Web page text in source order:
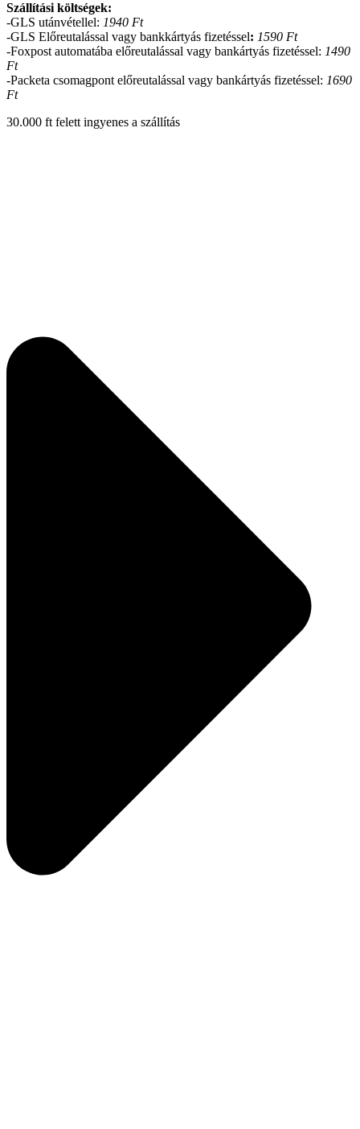
Szállítási költségek:
-GLS utánvétellel: 1940 Ft
-GLS Előreutalással vagy bankkártyás fizetéssel: 1590 Ft
-Foxpost automatába előreutalással vagy bankártyás fizetéssel: 1490
Ft
-Packeta csomagpont előreutalással vagy bankártyás fizetéssel: 1690
Ft
30.000 ft felett ingyenes a szállítás